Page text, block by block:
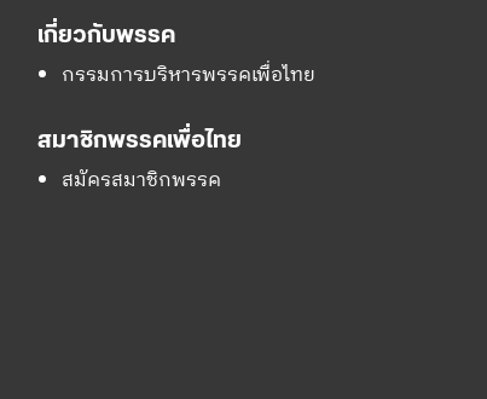
เกี่ยวกับพรรค
กรรมการบริหารพรรคเพื่อไทย
สมาชิกพรรคเพื่อไทย
สมัครสมาชิกพรรค